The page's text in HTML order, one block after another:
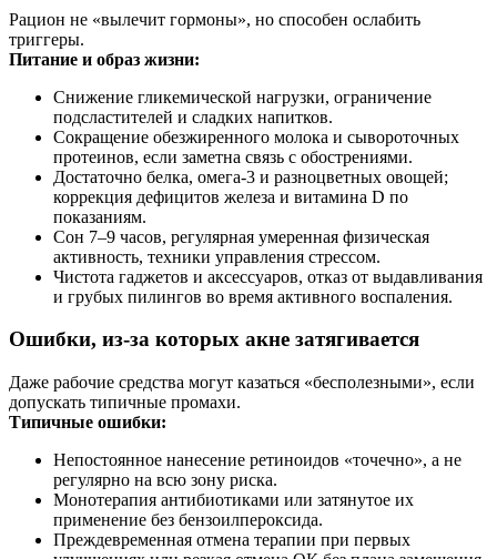
Рацион не «вылечит гормоны», но способен ослабить
триггеры.
Питание и образ жизни:
Снижение гликемической нагрузки, ограничение
подсластителей и сладких напитков.
Сокращение обезжиренного молока и сывороточных
протеинов, если заметна связь с обострениями.
Достаточно белка, омега‑3 и разноцветных овощей;
коррекция дефицитов железа и витамина D по
показаниям.
Сон 7–9 часов, регулярная умеренная физическая
активность, техники управления стрессом.
Чистота гаджетов и аксессуаров, отказ от выдавливания
и грубых пилингов во время активного воспаления.
Ошибки, из-за которых акне затягивается
Даже рабочие средства могут казаться «бесполезными», если
допускать типичные промахи.
Типичные ошибки:
Непостоянное нанесение ретиноидов «точечно», а не
регулярно на всю зону риска.
Монотерапия антибиотиками или затянутое их
применение без бензоилпероксида.
Преждевременная отмена терапии при первых